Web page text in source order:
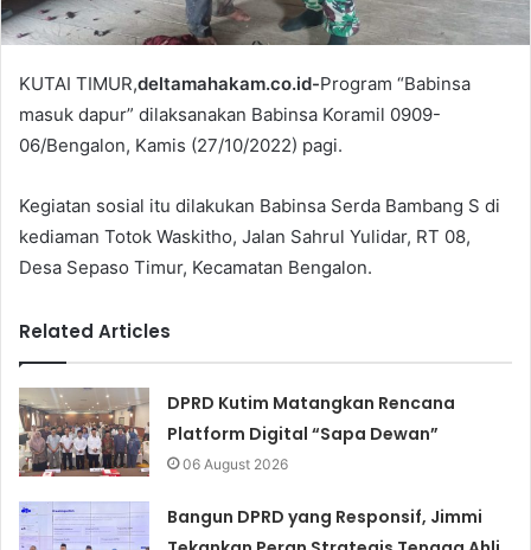
KUTAI TIMUR,deltamahakam.co.id-Program “Babinsa
masuk dapur” dilaksanakan Babinsa Koramil 0909-
06/Bengalon, Kamis (27/10/2022) pagi.
Kegiatan sosial itu dilakukan Babinsa Serda Bambang S di
kediaman Totok Waskitho, Jalan Sahrul Yulidar, RT 08,
Desa Sepaso Timur, Kecamatan Bengalon.
Related Articles
DPRD Kutim Matangkan Rencana
Platform Digital “Sapa Dewan”
06 August 2026
Bangun DPRD yang Responsif, Jimmi